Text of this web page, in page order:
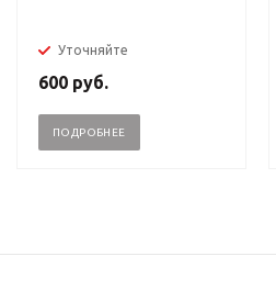
Уточняйте
600 руб.
ПОДРОБНЕЕ